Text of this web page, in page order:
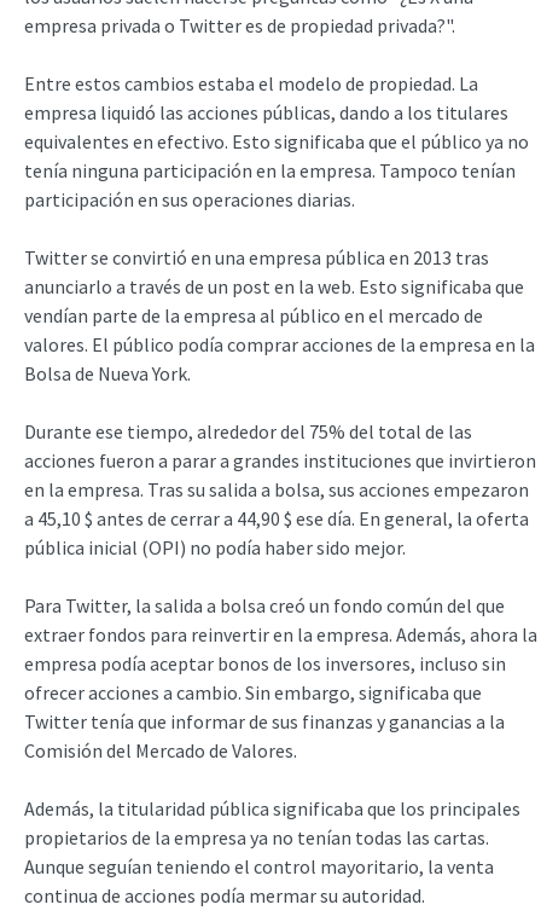
empresa privada o Twitter es de propiedad privada?".
Entre estos cambios estaba el modelo de propiedad. La
empresa liquidó las acciones públicas, dando a los titulares
equivalentes en efectivo. Esto significaba que el público ya no
tenía ninguna participación en la empresa. Tampoco tenían
participación en sus operaciones diarias.
Twitter se convirtió en una empresa pública en 2013 tras
anunciarlo a través de un post en la web. Esto significaba que
vendían parte de la empresa al público en el mercado de
valores. El público podía comprar acciones de la empresa en la
Bolsa de Nueva York.
Durante ese tiempo, alrededor del 75% del total de las
acciones fueron a parar a grandes instituciones que invirtieron
en la empresa. Tras su salida a bolsa, sus acciones empezaron
a 45,10 $ antes de cerrar a 44,90 $ ese día. En general, la oferta
pública inicial (OPI) no podía haber sido mejor.
Para Twitter, la salida a bolsa creó un fondo común del que
extraer fondos para reinvertir en la empresa. Además, ahora la
empresa podía aceptar bonos de los inversores, incluso sin
ofrecer acciones a cambio. Sin embargo, significaba que
Twitter tenía que informar de sus finanzas y ganancias a la
Comisión del Mercado de Valores.
Además, la titularidad pública significaba que los principales
propietarios de la empresa ya no tenían todas las cartas.
Aunque seguían teniendo el control mayoritario, la venta
continua de acciones podía mermar su autoridad.